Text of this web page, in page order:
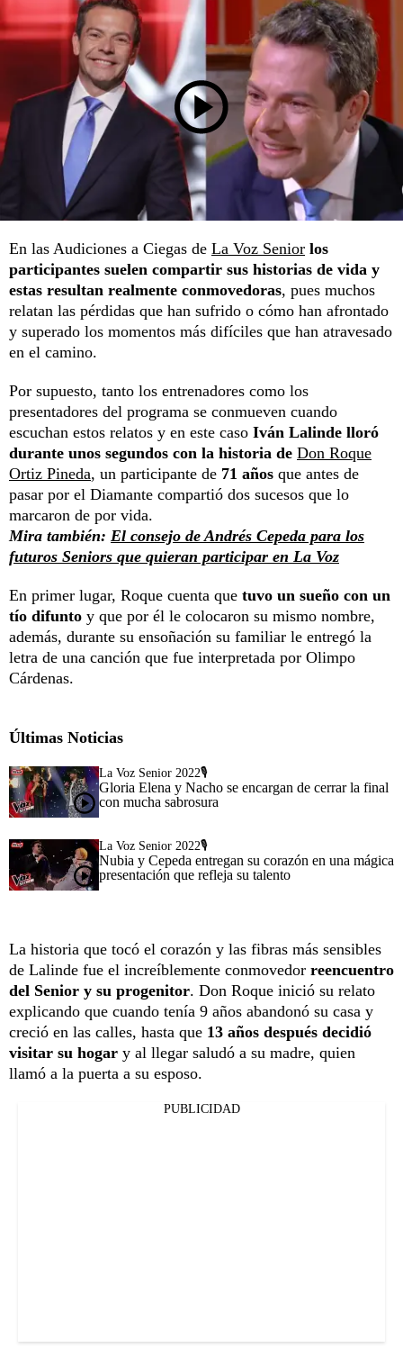
En las Audiciones a Ciegas de La Voz Senior los
participantes suelen compartir sus historias de vida y
estas resultan realmente conmovedoras, pues muchos
relatan las pérdidas que han sufrido o cómo han afrontado
y superado los momentos más difíciles que han atravesado
en el camino.
Por supuesto, tanto los entrenadores como los
presentadores del programa se conmueven cuando
escuchan estos relatos y en este caso Iván Lalinde lloró
durante unos segundos con la historia de Don Roque
Ortiz Pineda, un participante de 71 años que antes de
pasar por el Diamante compartió dos sucesos que lo
marcaron de por vida.
Mira también: El consejo de Andrés Cepeda para los
futuros Seniors que quieran participar en La Voz
En primer lugar, Roque cuenta que tuvo un sueño con un
tío difunto y que por él le colocaron su mismo nombre,
además, durante su ensoñación su familiar le entregó la
letra de una canción que fue interpretada por Olimpo
Cárdenas.
Últimas Noticias
La Voz Senior 2022🎙️
Gloria Elena y Nacho se encargan de cerrar la final
con mucha sabrosura
La Voz Senior 2022🎙️
Nubia y Cepeda entregan su corazón en una mágica
presentación que refleja su talento
La historia que tocó el corazón y las fibras más sensibles
de Lalinde fue el increíblemente conmovedor reencuentro
del Senior y su progenitor. Don Roque inició su relato
explicando que cuando tenía 9 años abandonó su casa y
creció en las calles, hasta que 13 años después decidió
visitar su hogar y al llegar saludó a su madre, quien
llamó a la puerta a su esposo.
PUBLICIDAD